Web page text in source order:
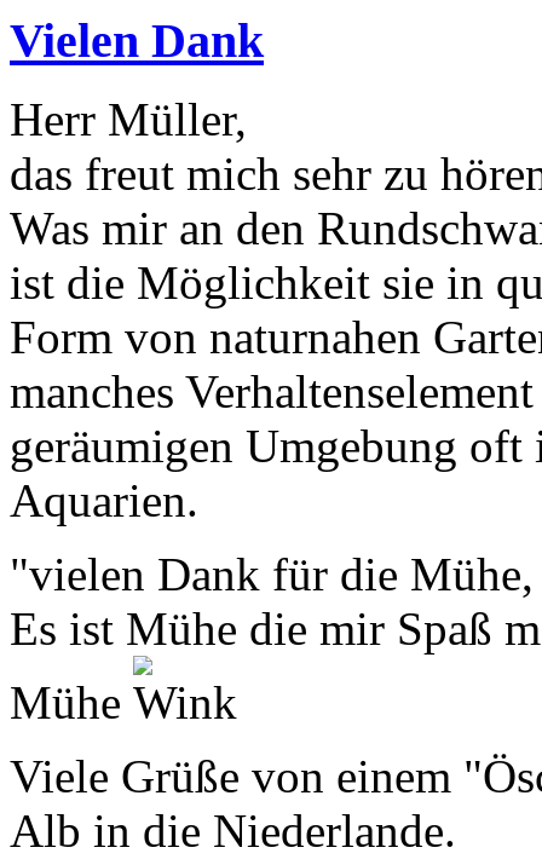
Vielen Dank
Herr Müller,
das freut mich sehr zu
Was mir an den
ist die Möglichkeit sie in
Form von naturnahen
manches
geräumigen Umgebung
Aquarien.
"vielen Dank für die
Es ist Mühe die mir Spaß
Mühe
Viele Grüße von einem
Alb in die Niederlande.